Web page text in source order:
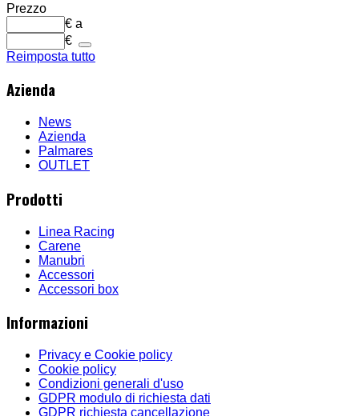
Prezzo
€ a
€
Reimposta tutto
Azienda
News
Azienda
Palmares
OUTLET
Prodotti
Linea Racing
Carene
Manubri
Accessori
Accessori box
Informazioni
Privacy e Cookie policy
Cookie policy
Condizioni generali d'uso
GDPR modulo di richiesta dati
GDPR richiesta cancellazione